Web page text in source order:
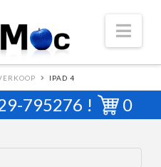
IPAD 4
795276 ! 0